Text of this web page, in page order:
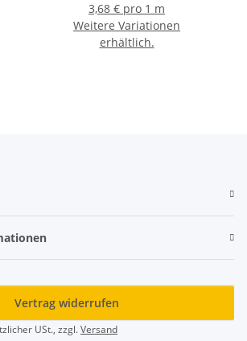
3,68 € pro 1 m
Weitere Variationen
erhältlich.
Vertrag widerrufen
USt., zzgl.Versand